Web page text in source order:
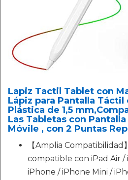
Lapiz Tactil Tablet con
Lápiz para Pantalla Táctil
Plástica de 1,5
Las Tabletas con
Móvile , con 2 Puntas
【Amplia Compatibilidad
compatible con iPad Air /
iPhone / iPhone Mini /